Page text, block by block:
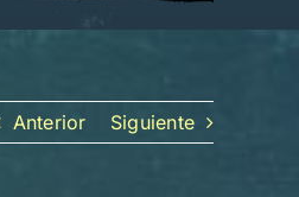
Anterior Siguiente